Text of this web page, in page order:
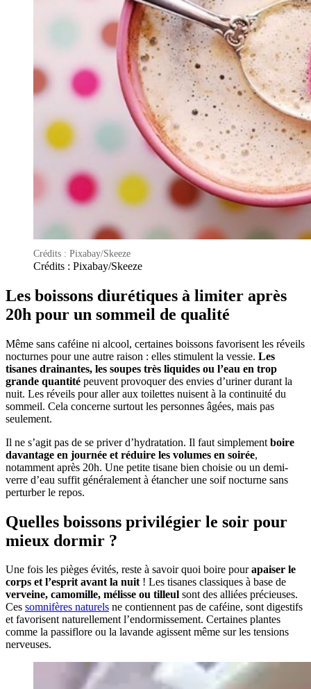
Crédits : Pixabay/Skeeze
Crédits : Pixabay/Skeeze
Les boissons diurétiques à limiter après
20h pour un sommeil de qualité
Même sans caféine ni alcool, certaines boissons favorisent les réveils
nocturnes pour une autre raison : elles stimulent la vessie. Les
tisanes drainantes, les soupes très liquides ou l’eau en trop
grande quantité peuvent provoquer des envies d’uriner durant la
nuit. Les réveils pour aller aux toilettes nuisent à la continuité du
sommeil. Cela concerne surtout les personnes âgées, mais pas
seulement.
Il ne s’agit pas de se priver d’hydratation. Il faut simplement boire
davantage en journée et réduire les volumes en soirée,
notamment après 20h. Une petite tisane bien choisie ou un demi-
verre d’eau suffit généralement à étancher une soif nocturne sans
perturber le repos.
Quelles boissons privilégier le soir pour
mieux dormir ?
Une fois les pièges évités, reste à savoir quoi boire pourapaiser le
corps et l’esprit avant la nuit! Les tisanes classiques à base de
verveine, camomille, mélisse ou tilleul sont des alliées précieuses.
Ces somnifères naturels ne contiennent pas de caféine, sont digestifs
et favorisent naturellement l’endormissement. Certaines plantes
comme la passiflore ou la lavande agissent même sur les tensions
nerveuses.